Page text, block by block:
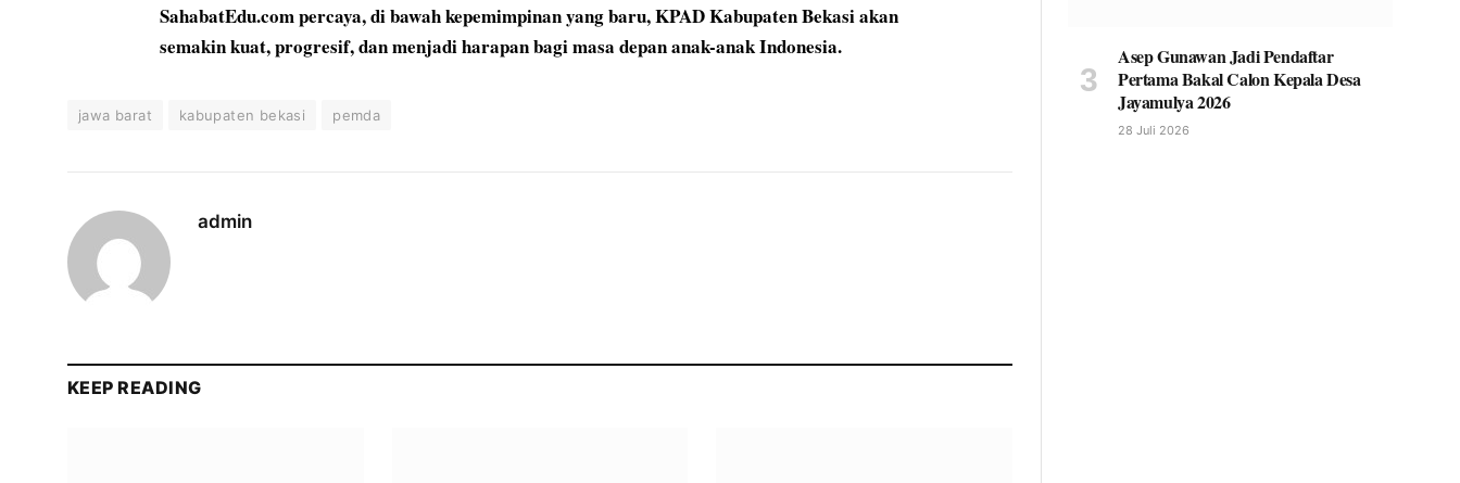
SahabatEdu.com percaya, di bawah kepemimpinan yang baru, KPAD Kabupaten Bekasi akan
semakin kuat, progresif, dan menjadi harapan bagi masa depan anak-anak Indonesia.
jawa barat kabupaten bekasi pemda
admin
KEEP READING
Asep Gunawan Jadi Pendaftar
Pertama Bakal Calon Kepala Desa
Jayamulya 2026
28 Juli 2026